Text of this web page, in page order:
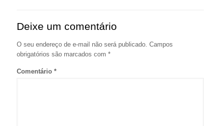
Deixe um comentário
O seu endereço de e-mail não será publicado. Campos
obrigatórios são marcados com *
Comentário *